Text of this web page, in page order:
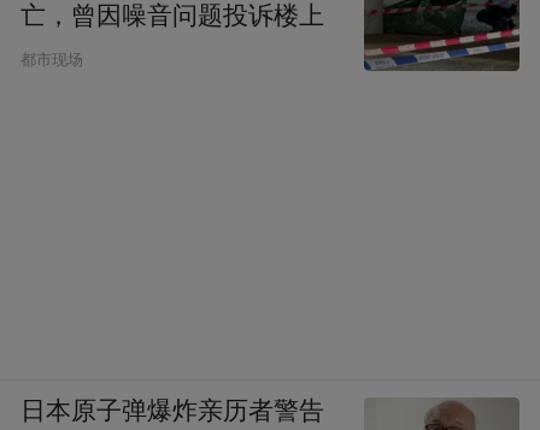
亡，曾因噪音问题投诉楼上
都市现场
日本原子弹爆炸亲历者警告